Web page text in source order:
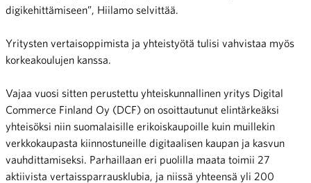
digikehittämiseen”, Hiilamo selvittää.
Yritysten vertaisoppimista ja yhteistyötä tulisi vahvistaa myös
korkeakoulujen kanssa.
Vajaa vuosi sitten perustettu yhteiskunnallinen yritys Digital
Commerce Finland Oy (DCF) on osoittautunut elintärkeäksi
yhteisöksi niin suomalaisille erikoiskaupoille kuin muillekin
verkkokaupasta kiinnostuneille digitaalisen kaupan ja kasvun
vauhdittamiseksi. Parhaillaan eri puolilla maata toimii 27
aktiivista vertaissparrausklubia, ja niissä yhteensä yli 200